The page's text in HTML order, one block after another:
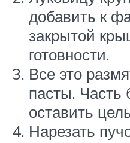
добавить к
закрытой
готовности.
Все это
пасты. Часть
оставить
Нарезать